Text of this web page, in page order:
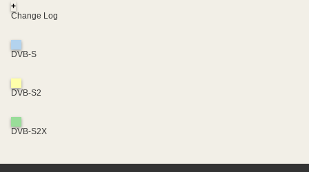
+
Change Log
DVB-S
DVB-S2
DVB-S2X